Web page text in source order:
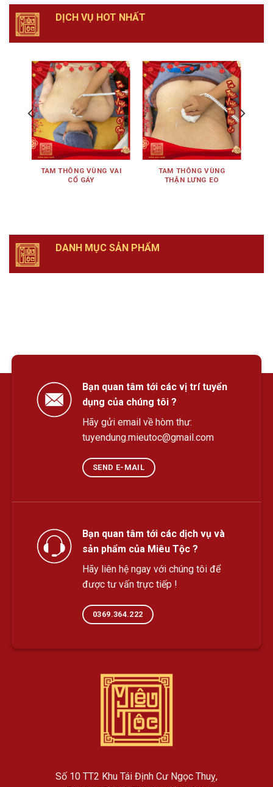
DỊCH VỤ HOT NHẤT
TAM THÔNG VÙNG VAI
CỔ GÁY
TAM THÔNG VÙNG
THẬN LƯNG EO
DANH MỤC SẢN PHẨM
Bạn quan tâm tới các vị trí tuyển
dụng của chúng tôi ?
Hãy gửi email về hòm thư:
tuyendung.mieutoc@gmail.com
SEND E-MAIL
Bạn quan tâm tới các dịch vụ và
sản phẩm của Miêu Tộc ?
Hãy liên hệ ngay với chúng tôi để
được tư vấn trực tiếp !
0369.364.222
Số 10 TT2 Khu Tái Định Cư Ngọc Thuỵ,